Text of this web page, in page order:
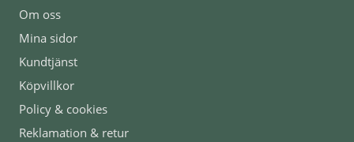
Om oss
Mina sidor
Kundtjänst
Köpvillkor
Policy & cookies
Reklamation & retur